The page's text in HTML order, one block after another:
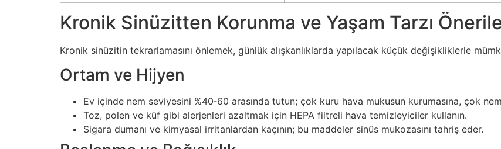
Kronik Sinüzitten Korunma ve Yaşam Tarzı
Kronik sinüzitin tekrarlamasını önlemek, günlük alışkanlıklarda yapılacak küçük değişikliklerle
Ortam ve Hijyen
Ev içinde nem seviyesini %40‑60 arasında tutun; çok kuru hava mukusun kurumasına, çok
Toz, polen ve küf gibi alerjenleri azaltmak için HEPA filtreli hava temizleyiciler kullanın.
Sigara dumanı ve kimyasal irritanlardan kaçının; bu maddeler sinüs mukozasını tahriş eder.